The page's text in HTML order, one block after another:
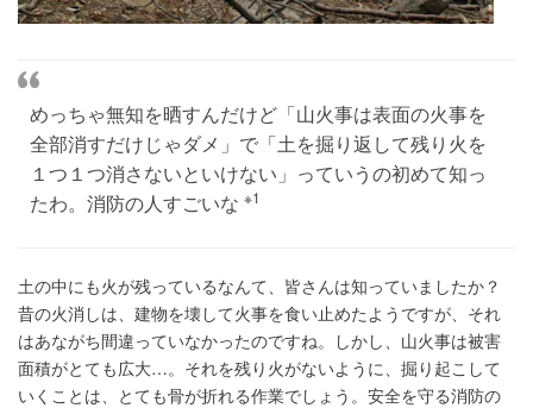
めっちゃ無知を晒すんだけど「山火事は表面の火事を
全部消すだけじゃダメ」で「土を掘り返して残り火を
１つ１つ消さないといけない」っていうの初めて知っ
たわ。消防の人すごいな ※1
土の中にも火が残っているなんて、皆さんは知っていましたか？
昔の火消しは、建物を壊して火事を食い止めたようですが、それ
はあながち間違っていなかったのですね。しかし、山火事は被害
面積がとても広大…。それを残り火がないように、掘り起こして
いくことは、とても骨が折れる作業でしょう。安全を守る消防の